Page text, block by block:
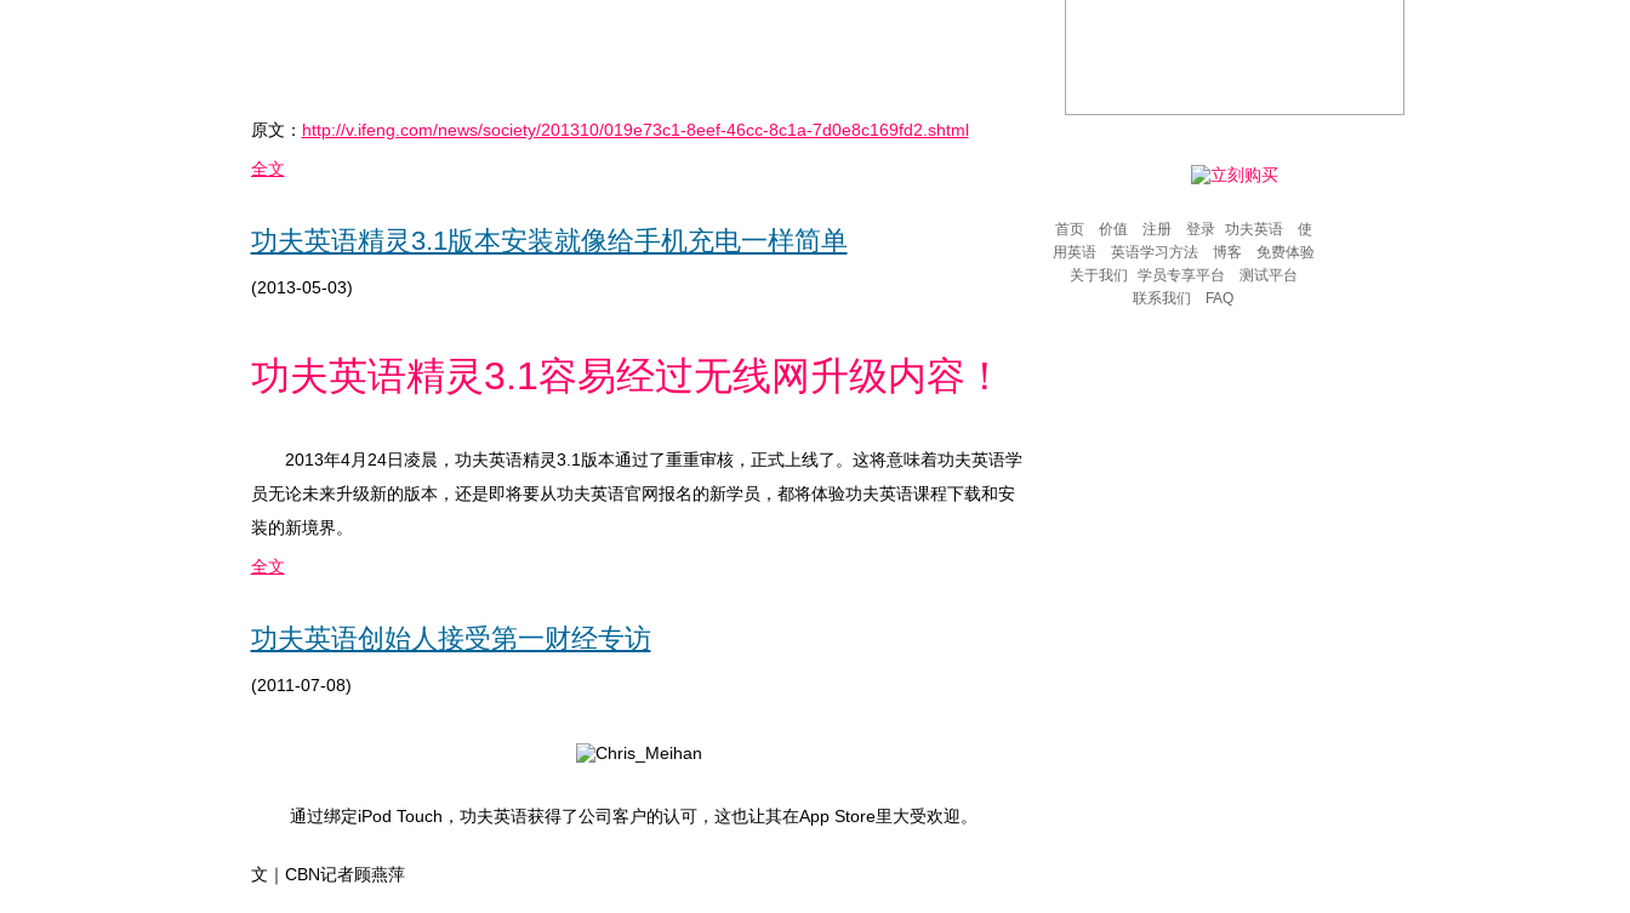
原文： http://v.ifeng.com/news/society/201310/019e73c1-8eef-46cc-8c1a-7d0e8c169fd2.shtml
全文
功夫英语精灵3.1版本安装就像给手机充电一样简单
(2013-05-03)
功夫英语精灵3.1容易经过无线网升级内容！
2013年4月24日凌晨，功夫英语精灵3.1版本通过了重重审核，正式上线了。这将意味着功夫英语学
员无论未来升级新的版本，还是即将要从功夫英语官网报名的新学员，都将体验功夫英语课程下载和安
装的新境界。
全文
功夫英语创始人接受第一财经专访
(2011-07-08)
通过绑定iPod Touch，功夫英语获得了公司客户的认可，这也让其在App Store里大受欢迎。
文｜CBN记者顾燕萍
首页 价值 注册 登录 功夫英语
使
用英语
英语学习方法 博客
免费体验
关于我们
学员专享平台
测试平台
联系我们
FAQ